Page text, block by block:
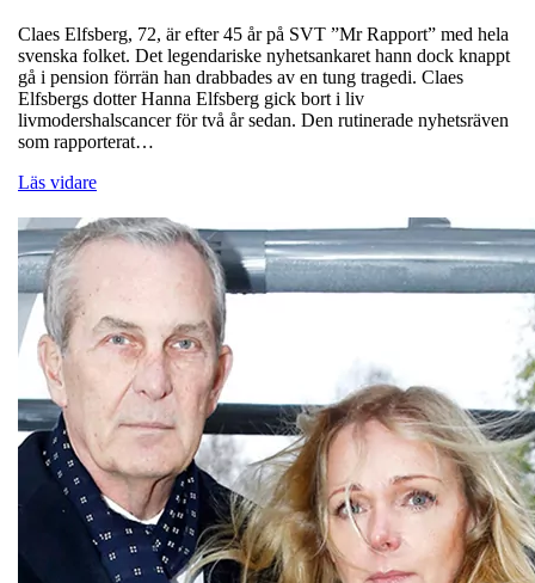
Claes Elfsberg, 72, är efter 45 år på SVT ”Mr Rapport” med hela
svenska folket. Det legendariske nyhetsankaret hann dock knappt
gå i pension förrän han drabbades av en tung tragedi. Claes
Elfsbergs dotter Hanna Elfsberg gick bort i liv
livmodershalscancer för två år sedan. Den rutinerade nyhetsräven
som rapporterat…
Läs vidare